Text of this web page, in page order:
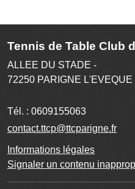
Tennis de Table Club
ALLEE DU STADE -
72250 PARIGNE L'EVEQUE
Tél. : 0609155063
contact.ttcp@ttcparigne.fr
Informations légales
Signaler un contenu